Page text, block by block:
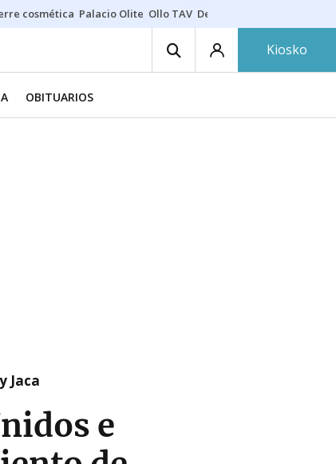
cosmética Palacio Olite Ollo TAV Derrama vecinos
Kiosko
OBITUARIOS
Jaca
e